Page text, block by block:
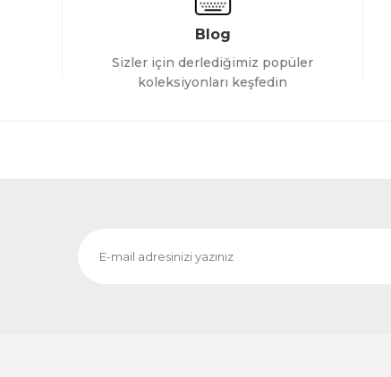
Blog
Sizler için derlediğimiz popüler
koleksiyonları keşfedin